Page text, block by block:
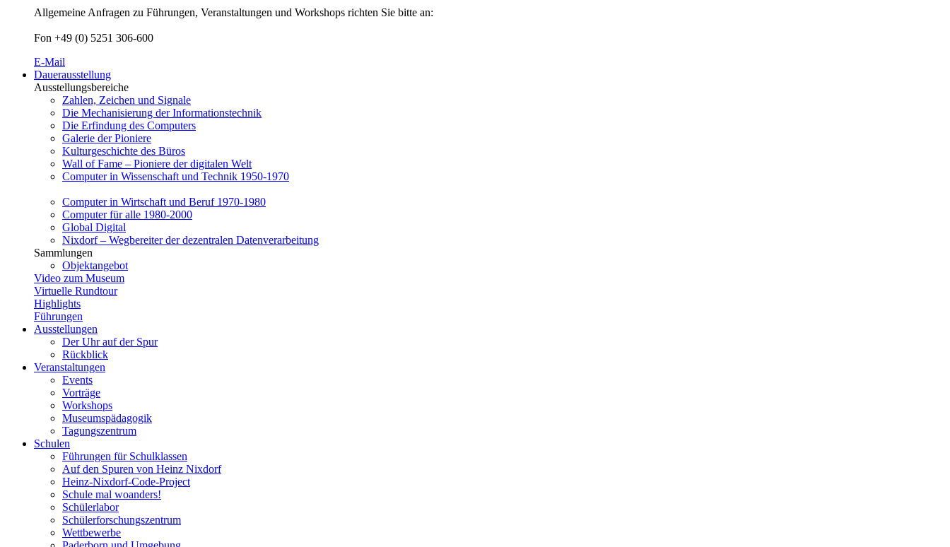
Allgemeine Anfragen zu Führungen, Veranstaltungen und Workshops richten Sie bitte an:
Fon +49 (0) 5251 306-600
E-Mail
Dauerausstellung
Ausstellungsbereiche
Zahlen, Zeichen und Signale
Die Mechanisierung der Informationstechnik
Die Erfindung des Computers
Galerie der Pioniere
Kulturgeschichte des Büros
Wall of Fame – Pioniere der digitalen Welt
Computer in Wissenschaft und Technik 1950-1970
Computer in Wirtschaft und Beruf 1970-1980
Computer für alle 1980-2000
Global Digital
Nixdorf – Wegbereiter der dezentralen Datenverarbeitung
Sammlungen
Objektangebot
Video zum Museum
Virtuelle Rundtour
Highlights
Führungen
Ausstellungen
Der Uhr auf der Spur
Rückblick
Veranstaltungen
Events
Vorträge
Workshops
Museumspädagogik
Tagungszentrum
Schulen
Führungen für Schulklassen
Auf den Spuren von Heinz Nixdorf
Heinz-Nixdorf-Code-Project
Schule mal woanders!
Schülerlabor
Schülerforschungszentrum
Wettbewerbe